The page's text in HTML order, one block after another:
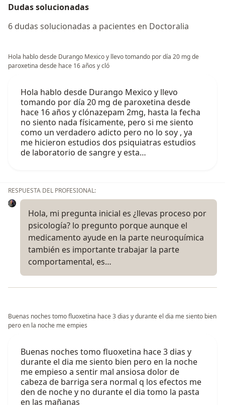
Dudas solucionadas
6 dudas solucionadas a pacientes en Doctoralia
Hola hablo desde Durango Mexico y llevo tomando por día 20 mg de
paroxetina desde hace 16 años y cló
Hola hablo desde Durango Mexico y llevo
tomando por día 20 mg de paroxetina desde
hace 16 años y clónazepam 2mg, hasta la fecha
no siento nada físicamente, pero si me siento
como un verdadero adicto pero no lo soy , ya
me hicieron estudios dos psiquiatras estudios
de laboratorio de sangre y esta…
RESPUESTA DEL PROFESIONAL:
Hola, mi pregunta inicial es ¿llevas proceso por
psicología? lo pregunto porque aunque el
medicamento ayude en la parte neuroquímica
también es importante trabajar la parte
comportamental, es…
Buenas noches tomo fluoxetina hace 3 dias y durante el dia me siento bien
pero en la noche me empies
Buenas noches tomo fluoxetina hace 3 dias y
durante el dia me siento bien pero en la noche
me empieso a sentir mal ansiosa dolor de
cabeza de barriga sera normal q los efectos me
den de noche y no durante el dia tomo la pasta
en las mañanas